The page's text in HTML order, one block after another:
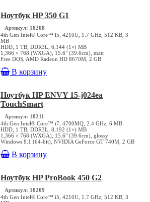
Ноутбук HP 350 G1
Артикул: 18208
4th Gen Intel® Core™ i5, 4210U, 1.7 GHz, 512 KB, 3
MB
HDD, 1 TB, DDR3L, 6,144 (1×) MB
1,366 × 768 (WXGA), 15.6" (39.6cm), matt
Free DOS, AMD Radeon HD 8670M, 2 GB
В корзину
Ноутбук HP ENVY 15-j024ea
TouchSmart
Артикул: 18211
4th Gen Intel® Core™ i7, 4700MQ, 2.4 GHz, 6 MB
HDD, 1 TB, DDR3L, 8,192 (1×) MB
1,366 × 768 (WXGA), 15.6" (39.6cm), glossy
Windows 8.1 (64-bit), NVIDIA GeForce GT 740M, 2 GB
В корзину
Ноутбук HP ProBook 450 G2
Артикул: 18209
4th Gen Intel® Core™ i5, 4210U, 1.7 GHz, 512 KB, 3